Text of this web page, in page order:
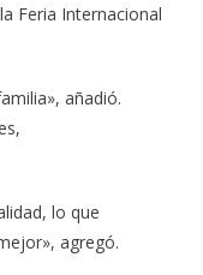
Feria Internacional
añadió.
lo que
agregó.